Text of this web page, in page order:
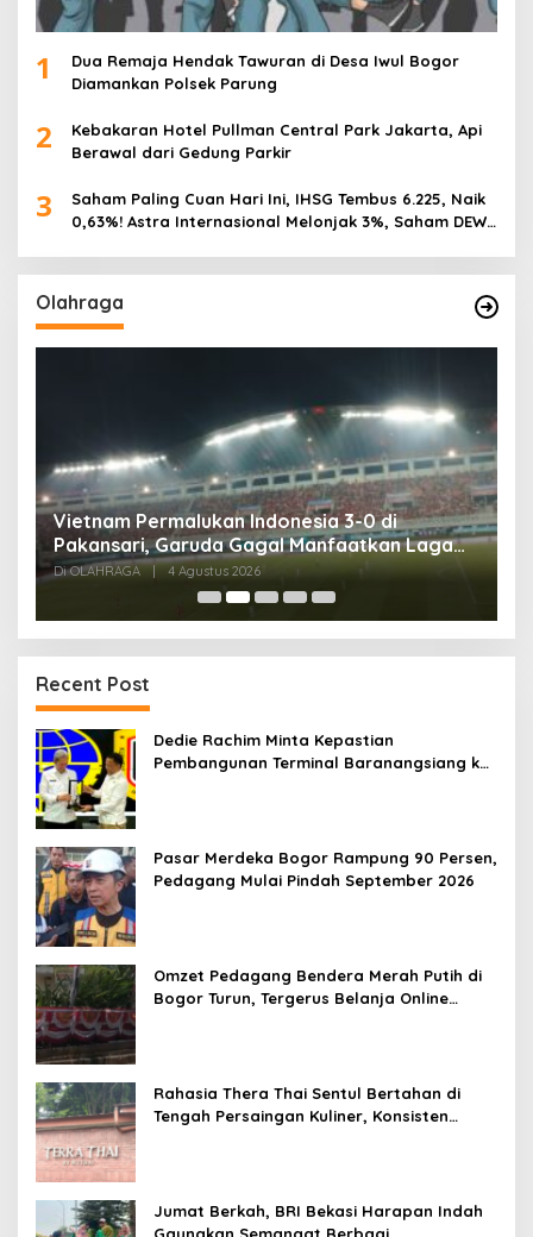
1
Dua Remaja Hendak Tawuran di Desa Iwul Bogor
Diamankan Polsek Parung
2
Kebakaran Hotel Pullman Central Park Jakarta, Api
Berawal dari Gedung Parkir
3
Saham Paling Cuan Hari Ini, IHSG Tembus 6.225, Naik
0,63%! Astra Internasional Melonjak 3%, Saham DEWA
Olahraga
Vietnam Permalukan Indonesia 3-0 di
Pakansari, Garuda Gagal Manfaatkan Laga
Kandang
Di OLAHRAGA 4 Agustus 2026
Recent Post
Dedie Rachim Minta Kepastian
Pembangunan Terminal Baranangsiang ke
Pasar Merdeka Bogor Rampung 90 Persen,
Pedagang Mulai Pindah September 2026
Omzet Pedagang Bendera Merah Putih di
Bogor Turun, Tergerus Belanja Online
Rahasia Thera Thai Sentul Bertahan di
Tengah Persaingan Kuliner, Konsisten
Jumat Berkah, BRI Bekasi Harapan Indah